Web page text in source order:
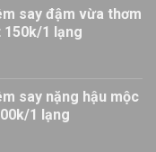
say đậm vừa thơm
150k/1 lạng
say nặng hậu mộc
1 lạng